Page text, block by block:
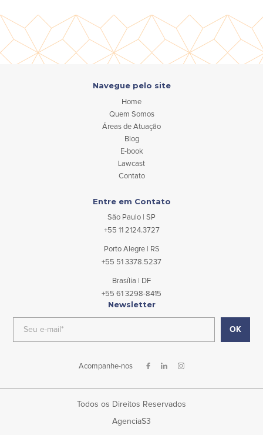
Navegue pelo site
Home
Quem Somos
Áreas de Atuação
Blog
E-book
Lawcast
Contato
Entre em Contato
São Paulo | SP
+55 11 2124.3727
Porto Alegre | RS
+55 51 3378.5237
Brasília | DF
+55 61 3298-8415
Newsletter
Acompanhe-nos
Todos os Direitos Reservados
AgenciaS3